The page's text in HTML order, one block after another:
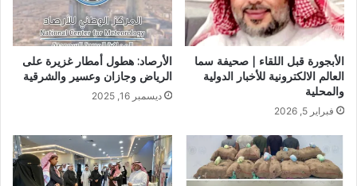
الأبجورة قبل اللقاء | صحيفة سما
العالم الالكترونية للأخبار الدولية
والمحلية
فبراير 5, 2026
الأرصاد: هطول أمطار غزيرة على
الرياض وجازان وعسير والشرقية
ديسمبر 16, 2025